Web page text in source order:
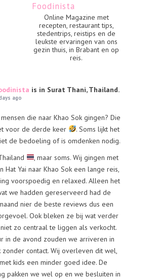
Foodinista
Online Magazine met
recepten, restaurant tips,
stedentrips, reistips en de
leukste ervaringen van ons
gezin thuis, in Brabant en op
reis.
is in Surat Thani, Thailand.
ago
die naar Khao Sok gingen? Die
voor de derde keer
. Soms lijkt het
de bedoeling of is omdenken nodig.
, maar soms. Wij gingen met
Hat Yai naar Khao Sok een lange reis,
voorspoedig en relaxed. Alleen het
we hadden gereserveerd had de
nier de beste reviews dus een
Ook bleken ze bij wat verder
zo centraal te liggen als verkocht.
in de avond zouden we arriveren in
zonder contact. Wij overleven dit wel,
kids een minder goed idee. De
pakken we wel op en we besluiten in